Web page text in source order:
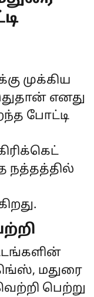
முக்கிய
எனது
போட்டி
நத்தத்தில்
மதுரை
பெற்று